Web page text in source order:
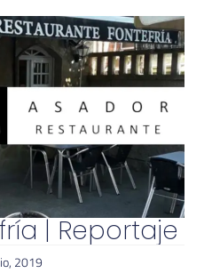
| Reportaje
2019